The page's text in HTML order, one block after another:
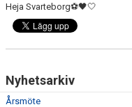
Heja Svarteborg⚽️🖤🤍
Nyhetsarkiv
Årsmöte